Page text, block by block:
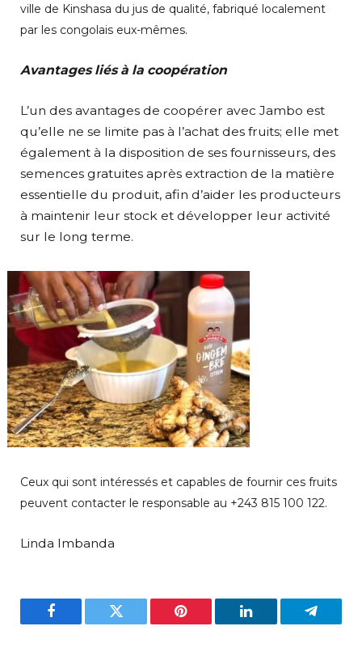
ville de Kinshasa du jus de qualité, fabriqué localement
par les congolais eux-mêmes.
Avantages liés à la coopération
L’un des avantages de coopérer avec Jambo est
qu’elle ne se limite pas à l’achat des fruits; elle met
également à la disposition de ses fournisseurs, des
semences gratuites après extraction de la matière
essentielle du produit, afin d’aider les producteurs
à maintenir leur stock et développer leur activité
sur le long terme.
Ceux qui sont intéressés et capables de fournir ces fruits
peuvent contacter le responsable au +243 815 100 122.
Linda Imbanda
Facebook Twitter Pinterest LinkedIn